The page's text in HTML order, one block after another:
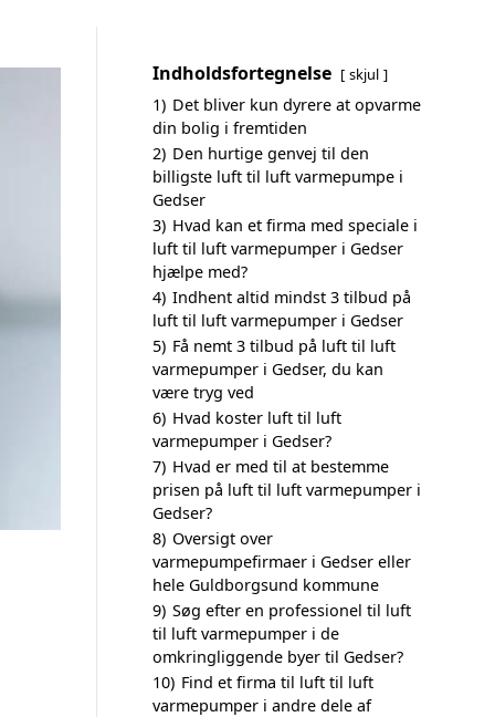
Indholdsfortegnelse skjul
1) Det bliver kun dyrere at opvarme
din bolig i fremtiden
2) Den hurtige genvej til den
billigste luft til luft varmepumpe i
Gedser
3) Hvad kan et firma med speciale i
luft til luft varmepumper i Gedser
hjælpe med?
4) Indhent altid mindst 3 tilbud på
luft til luft varmepumper i Gedser
5) Få nemt 3 tilbud på luft til luft
varmepumper i Gedser, du kan
være tryg ved
6) Hvad koster luft til luft
varmepumper i Gedser?
7) Hvad er med til at bestemme
prisen på luft til luft varmepumper i
Gedser?
8) Oversigt over
varmepumpefirmaer i Gedser eller
hele Guldborgsund kommune
9) Søg efter en professionel til luft
til luft varmepumper i de
omkringliggende byer til Gedser?
10) Find et firma til luft til luft
varmepumper i andre dele af